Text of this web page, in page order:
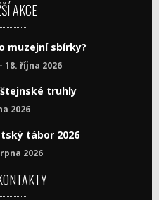
AKCE
muzejní sbírky?
18. října 2026
truhly
2026
tábor 2026
2026